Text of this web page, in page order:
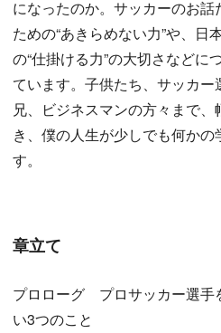
になったのか。サッカーのお
ための“あきらめない力”や、日
の“仕掛ける力”の大切さなどに
ています。子供たち、サッカ
兄、ビジネスマンの方々まで
き、僕の人生が少しでも何か
す。
章立て
プロローグ プロサッカー選手
い3つのこと